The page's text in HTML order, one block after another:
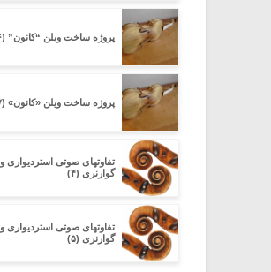
پروژه ساخت ویلن “کانون” (۶)
پروژه ساخت ویلن «کانون» (۷)
تفاوتهای صوتی استردیواری و
گوارنری (۴)
تفاوتهای صوتی استردیواری و
گوارنری (۵)